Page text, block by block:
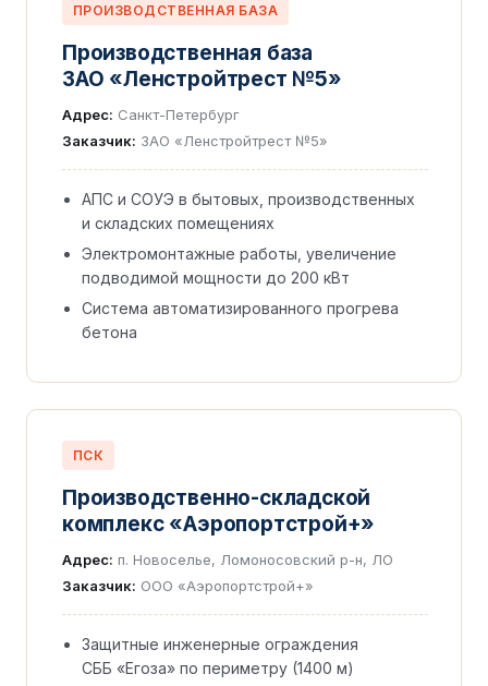
ПРОИЗВОДСТВЕННАЯ БАЗА
Производственная база
ЗАО «Ленстройтрест №5»
Адрес: Санкт-Петербург
Заказчик: ЗАО «Ленстройтрест №5»
АПС и СОУЭ в бытовых, производственных
и складских помещениях
Электромонтажные работы, увеличение
подводимой мощности до 200 кВт
Система автоматизированного прогрева
бетона
ПСК
Производственно-складской
комплекс «Аэропортстрой+»
Адрес: п. Новоселье, Ломоносовский р-н, ЛО
Заказчик: ООО «Аэропортстрой+»
Защитные инженерные ограждения
СББ «Егоза» по периметру (1400 м)